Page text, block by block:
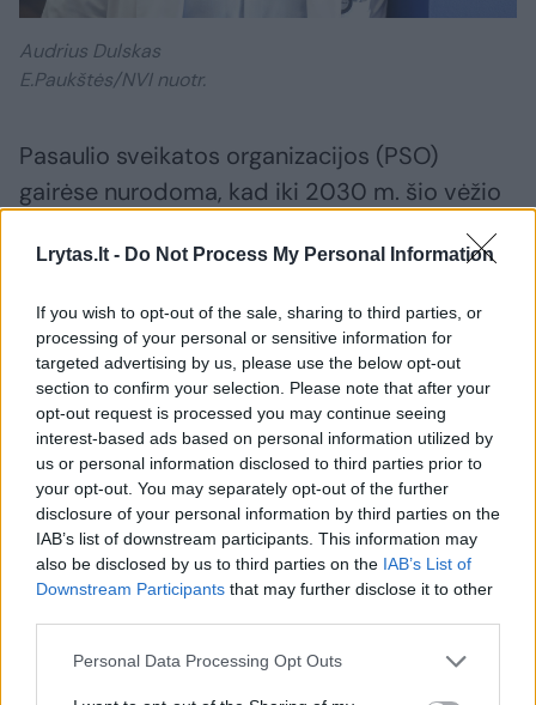
Lrytas.lt - Do Not Process My Personal Information
If you wish to opt-out of the sale, sharing to third parties, or
processing of your personal or sensitive information for
targeted advertising by us, please use the below opt-out
section to confirm your selection. Please note that after your
opt-out request is processed you may continue seeing
interest-based ads based on personal information utilized by
us or personal information disclosed to third parties prior to
your opt-out. You may separately opt-out of the further
disclosure of your personal information by third parties on the
IAB’s list of downstream participants. This information may
also be disclosed by us to third parties on the IAB’s List of
Downstream Participants that may further disclose it to other
Personal Data Processing Opt Outs
Audrius Dulskas
E.Paukštės/NVI nuotr.
Pasaulio sveikatos organizacijos (PSO)
gairėse nurodoma, kad iki 2030 m. šio vėžio
atvejų jaunų žmonių amžiaus grupėje daugės
iki 20–30 proc. Anot dr. Audriaus Dulsko, ir
Lietuvoje, ir pasaulyje pastebimos
tendencijos, kad šis vėžys jaunėja. „Jei
anksčiau žmonių iki 50-ies metų grupėje
aptikdavome apie 8 proc. vėžio atvejų, dabar
šioje amžiaus grupėje sergamumas
kolorektaliniu vėžiu yra 12–13 proc.“, – sako dr.
A. Dulskas.
Kokia yra paciento gyvenimo kokybė po
tiesiosios žarnos vėžio operacijos?